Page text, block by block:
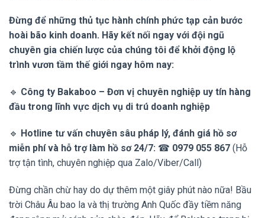
Đừng để những thủ tục hành chính phức tạp cản bước
hoài bão kinh doanh. Hãy kết nối ngay với đội ngũ
chuyên gia chiến lược của chúng tôi để khởi động lộ
trình vươn tầm thế giới ngay hôm nay:
🔹 Công ty Bakaboo – Đơn vị chuyên nghiệp uy tín hàng
đầu trong lĩnh vực dịch vụ di trú doanh nghiệp
🔹 Hotline tư vấn chuyên sâu pháp lý, đánh giá hồ sơ
miễn phí và hỗ trợ làm hồ sơ 24/7: ☎ 0979 055 867 (Hỗ
trợ tận tình, chuyên nghiệp qua Zalo/Viber/Call)
Đừng chần chừ hay do dự thêm một giây phút nào nữa! Bầu
trời Châu Âu bao la và thị trường Anh Quốc đầy tiềm năng